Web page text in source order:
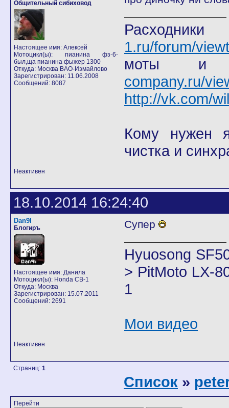
Общительный сибиховод
Настоящее имя: Алексей
Мотоцикл(ы): пианина фз-6-
был,ща пианина фыжер 1300
Откуда: Москва ВАО-Измайлово
Зарегистрирован: 11.06.2008
Сообщений: 8087
1.ru/forum/
company.ru/
http://vk.com/
Кому нужен
чистка и
Неактивен
18.10.2014 16:24:40
Dan9I
Блогиръ
Настоящее имя: Данила
Мотоцикл(ы): Honda CB-1
Откуда: Москва
Зарегистрирован: 15.07.2011
Сообщений: 2691
Супер
Hyuosong
> PitMoto LX-
1
Мои видео
Неактивен
Страниц: 1
Список »
Перейти